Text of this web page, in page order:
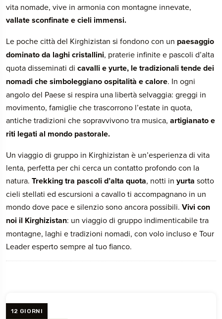
vita nomade, vive in armonia con montagne innevate,
vallate sconfinate e cieli immensi.
Le poche città del Kirghizistan si fondono con un paesaggio
dominato da laghi cristallini, praterie infinite e pascoli d’alta
quota disseminati di cavalli e yurte, le tradizionali tende dei
nomadi che simboleggiano ospitalità e calore. In ogni
angolo del Paese si respira una libertà selvaggia: greggi in
movimento, famiglie che trascorrono l’estate in quota,
antiche tradizioni che sopravvivono tra musica, artigianato e
riti legati al mondo pastorale.
Un viaggio di gruppo in Kirghizistan è un’esperienza di vita
lenta, perfetta per chi cerca un contatto profondo con la
natura. Trekking tra pascoli d’alta quota, notti in yurta sotto
cieli stellati ed escursioni a cavallo ti accompagnano in un
mondo dove pace e silenzio sono ancora possibili. Vivi con
noi il Kirghizistan: un viaggio di gruppo indimenticabile tra
montagne, laghi e tradizioni nomadi, con volo incluso e Tour
Leader esperto sempre al tuo fianco.
12 GIORNI